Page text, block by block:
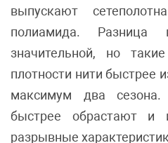
выпускают
полиамида. Разница
значительной, но
плотности нити быстрее
максимум два
быстрее обрастают и
разрывные